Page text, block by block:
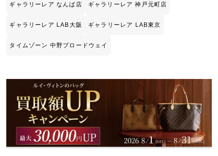
ギャラリーレア なんば店 ギャラリーレア 神戸元町店
ギャラリーレア LAB大阪 ギャラリーレア LAB東京
タイムゾーン 中野ブロードウェイ